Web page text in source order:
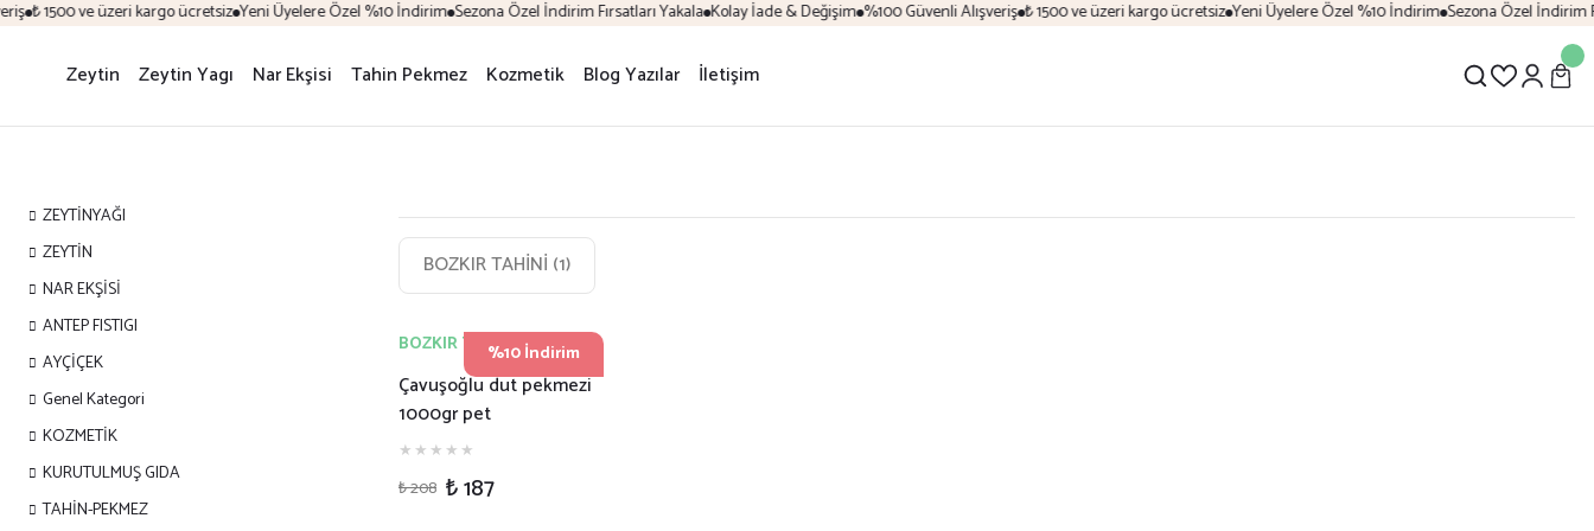
ve üzeri kargo ücretsiz Yeni Üyelere Özel %10 İndirim Sezona Özel İndirim Fırsatları Yakala Kolay İade & Değişim %100 Güvenli Alışveriş ₺ 1500 ve üzeri kargo ücretsiz Yeni Üyelere Özel %10 İndirim Sezona Özel İndirim
Zeytin Zeytin Yagı Nar Ekşisi Tahin Pekmez Kozmetik Blog Yazılar İletişim
ZEYTİNYAĞI
ZEYTİN
NAR EKŞİSİ
ANTEP FISTIGI
AYÇİÇEK
Genel Kategori
KOZMETİK
KURUTULMUŞ GIDA
TAHİN-PEKMEZ
BOZKIR TAHİNİ (1)
%10 İndirim
BOZKIR TAHİNİ
Çavuşoğlu dut pekmezi
1000gr pet
₺ 208 ₺ 187